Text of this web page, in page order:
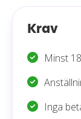
Krav
Minst
Inga